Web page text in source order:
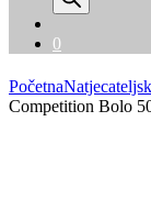
0
Početna
Competition Bolo